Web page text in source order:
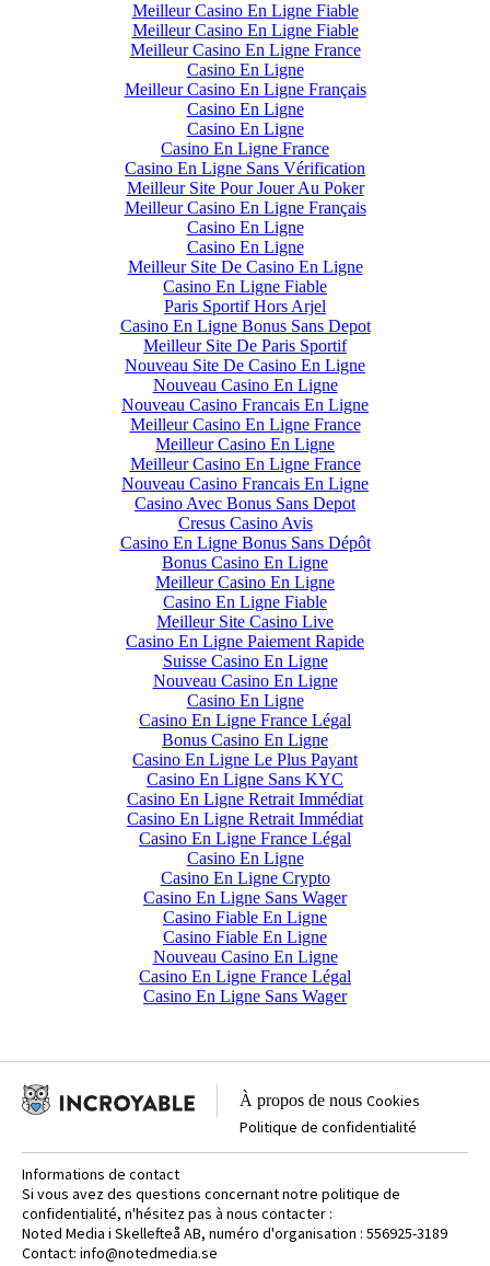
Meilleur Casino En Ligne Fiable
Meilleur Casino En Ligne Fiable
Meilleur Casino En Ligne France
Casino En Ligne
Meilleur Casino En Ligne Français
Casino En Ligne
Casino En Ligne
Casino En Ligne France
Casino En Ligne Sans Vérification
Meilleur Site Pour Jouer Au Poker
Meilleur Casino En Ligne Français
Casino En Ligne
Casino En Ligne
Meilleur Site De Casino En Ligne
Casino En Ligne Fiable
Paris Sportif Hors Arjel
Casino En Ligne Bonus Sans Depot
Meilleur Site De Paris Sportif
Nouveau Site De Casino En Ligne
Nouveau Casino En Ligne
Nouveau Casino Francais En Ligne
Meilleur Casino En Ligne France
Meilleur Casino En Ligne
Meilleur Casino En Ligne France
Nouveau Casino Francais En Ligne
Casino Avec Bonus Sans Depot
Cresus Casino Avis
Casino En Ligne Bonus Sans Dépôt
Bonus Casino En Ligne
Meilleur Casino En Ligne
Casino En Ligne Fiable
Meilleur Site Casino Live
Casino En Ligne Paiement Rapide
Suisse Casino En Ligne
Nouveau Casino En Ligne
Casino En Ligne
Casino En Ligne France Légal
Bonus Casino En Ligne
Casino En Ligne Le Plus Payant
Casino En Ligne Sans KYC
Casino En Ligne Retrait Immédiat
Casino En Ligne Retrait Immédiat
Casino En Ligne France Légal
Casino En Ligne
Casino En Ligne Crypto
Casino En Ligne Sans Wager
Casino Fiable En Ligne
Casino Fiable En Ligne
Nouveau Casino En Ligne
Casino En Ligne France Légal
Casino En Ligne Sans Wager
À propos de nous Cookies
Politique de confidentialité
Informations de contact
Si vous avez des questions concernant notre politique de
confidentialité, n'hésitez pas à nous contacter :
Noted Media i Skellefteå AB, numéro d'organisation : 556925-3189
Contact: info@notedmedia.se